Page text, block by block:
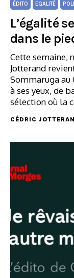
ÉDITO EGALITÉ
L’égalité
dans le
Cette semaine,
Jotterand
Sommaruga au
à ses yeux, de
sélection où la
CÉDRIC